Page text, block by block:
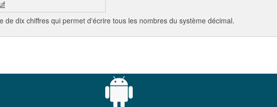
de dix chiffres qui permet d'écrire tous les nombres du système décimal.